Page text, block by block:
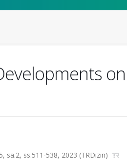
sa.2, ss.511-538, 2023 (TRDizin)